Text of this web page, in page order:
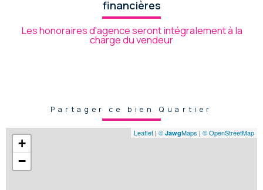
financières
Les honoraires d'agence seront intégralement à la
charge du vendeur
Partager ce bien Quartier
+
−
Leaflet | © JawgMaps | © OpenStreetMap